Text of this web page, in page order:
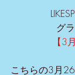
グ
【3
こちらの3月